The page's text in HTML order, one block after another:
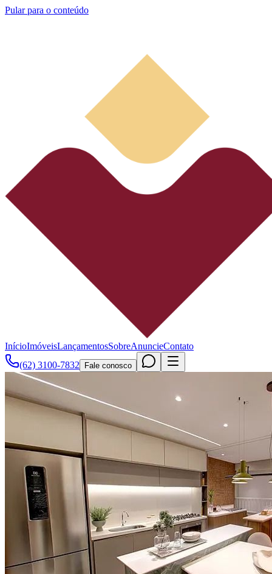
Pular para o conteúdo
InícioImóveisLançamentosSobreAnuncieContato
(62) 3100-7832
Fale conosco